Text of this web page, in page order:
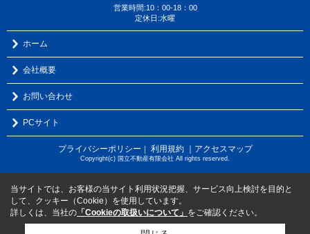
営業時間:10：00-18：00
定休日:水曜
ホーム
会社概要
お問い合わせ
PCサイト
プライバシーポリシー ｜ 利用規約 ｜アクセスマップ
Copyright(c) 国立不動産有限会社 All rights reserved.
当サイトでは、お客様の当サイト利用状況把握、サービス向上検討を目的と
して、クッキー（Cookie）を使用しています。
詳しくは、当社の 「Cookieの取扱いについて」 をご確認ください。